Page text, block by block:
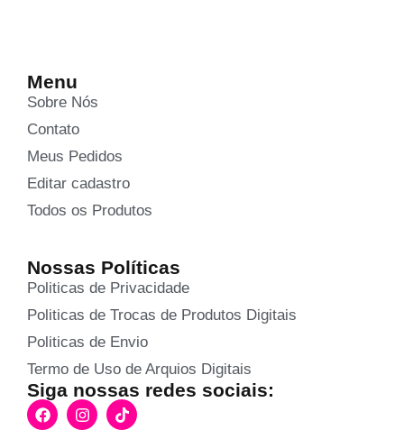
Menu
Sobre Nós
Contato
Meus Pedidos
Editar cadastro
Todos os Produtos
Nossas Políticas
Politicas de Privacidade
Politicas de Trocas de Produtos Digitais
Politicas de Envio
Termo de Uso de Arquios Digitais
Siga nossas redes sociais: